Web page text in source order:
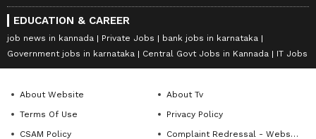
EDUCATION & CAREER
job news in kannada Private Jobs
bank jobs in karnataka
Government jobs in karnataka
Central Govt Jobs in Kannada IT Jobs
About Website
About Tv
Terms Of Use
Privacy Policy
CSAM Policy
Complaint Redressal - Website